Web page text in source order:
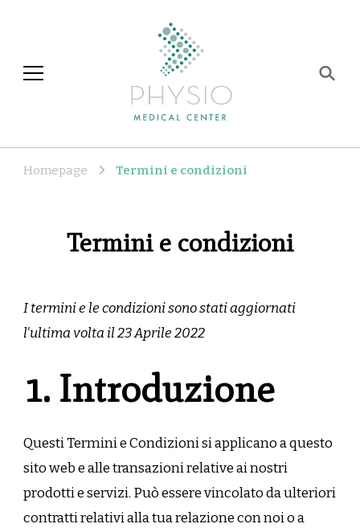
Homepage Termini e condizioni
Termini e condizioni
I termini e le condizioni sono stati aggiornati
l'ultima volta il 23 Aprile 2022
1. Introduzione
Questi Termini e Condizioni si applicano a questo
sito web e alle transazioni relative ai nostri
prodotti e servizi. Può essere vincolato da ulteriori
contratti relativi alla tua relazione con noi o a